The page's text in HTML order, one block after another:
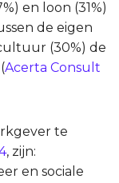
en loon (31%)
de eigen
(30%) de
Acerta Consult
te
, zijn:
en sociale